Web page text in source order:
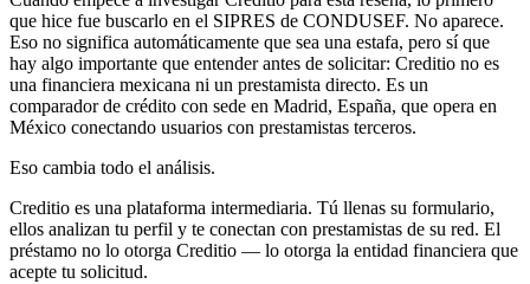
que hice fue buscarlo en el SIPRES de CONDUSEF. No aparece.
Eso no significa automáticamente que sea una estafa, pero sí que
hay algo importante que entender antes de solicitar: Creditio no es
una financiera mexicana ni un prestamista directo. Es un
comparador de crédito con sede en Madrid, España, que opera en
México conectando usuarios con prestamistas terceros.
Eso cambia todo el análisis.
Creditio es una plataforma intermediaria. Tú llenas su formulario,
ellos analizan tu perfil y te conectan con prestamistas de su red. El
préstamo no lo otorga Creditio — lo otorga la entidad financiera que
acepte tu solicitud.